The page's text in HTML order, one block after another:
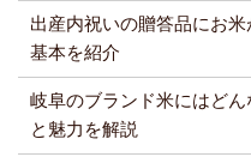
出産内祝いの贈答品にお
基本を紹介
岐阜のブランド米にはど
と魅力を解説